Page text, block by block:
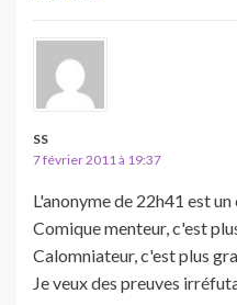
SS
7 février 2011 à 19:37
L'anonyme de 22h41 est
Comique menteur, c'est
Calomniateur, c'est plus
Je veux des preuves